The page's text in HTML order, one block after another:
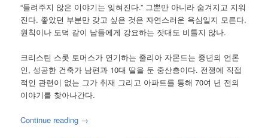
“들려주지 않은 이야기는 잊혀진다.” 그뿐만 아니라 숨겨지고 지워
진다. 좋았던 부분만 갖고 싶은 것은 자연스러운 욕심일지 모른다.
원칙이나 도덕 같이 남들에게 강요하는 잣대도 비틀지 않나.
크리스틴 스콧 토머스가 연기하는 줄리아 자몬드는 중년의 언론
인, 성공한 건축가 남편과 10대 딸을 둔 중산층이다. 전쟁에 직접
적인 관련이 없는 그가 취재 그리고 아파트를 통해 70여 년 전의
이야기를 찾아나간다.
Continue reading →